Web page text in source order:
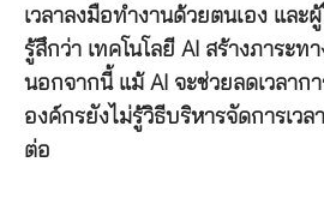
เวลาลงมือทำงานด้วยตนเอง และ
รู้สึกว่า เทคโนโลยี AI สร้างภาระท
นอกจากนี้ แม้ AI จะช่วยลดเวลาก
องค์กรยังไม่รู้วิธีบริหารจัดการเวล
ต่อ